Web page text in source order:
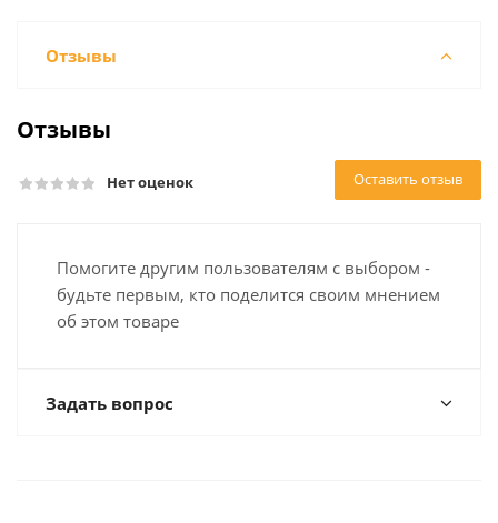
Отзывы
Отзывы
Нет оценок Оставить отзыв
Помогите другим пользователям с выбором -
будьте первым, кто поделится своим мнением
об этом товаре
Задать вопрос